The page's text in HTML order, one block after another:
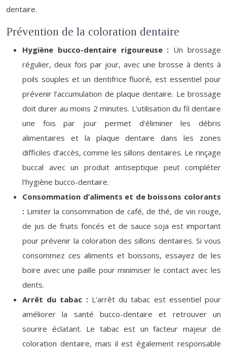
dentaire.
Prévention de la coloration dentaire
Hygiène bucco-dentaire rigoureuse : Un brossage
régulier, deux fois par jour, avec une brosse à dents à
poils souples et un dentifrice fluoré, est essentiel pour
prévenir l’accumulation de plaque dentaire. Le brossage
doit durer au moins 2 minutes. L’utilisation du fil dentaire
une fois par jour permet d’éliminer les débris
alimentaires et la plaque dentaire dans les zones
difficiles d’accès, comme les sillons dentaires. Le rinçage
buccal avec un produit antiseptique peut compléter
l’hygiène bucco-dentaire.
Consommation d’aliments et de boissons colorants
: Limiter la consommation de café, de thé, de vin rouge,
de jus de fruits foncés et de sauce soja est important
pour prévenir la coloration des sillons dentaires. Si vous
consommez ces aliments et boissons, essayez de les
boire avec une paille pour minimiser le contact avec les
dents.
Arrêt du tabac : L’arrêt du tabac est essentiel pour
améliorer la santé bucco-dentaire et retrouver un
sourire éclatant. Le tabac est un facteur majeur de
coloration dentaire, mais il est également responsable